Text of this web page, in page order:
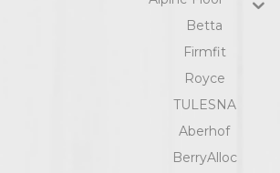
Betta
Firmfit
Royce
TULESNA
Aberhof
BerryAlloc